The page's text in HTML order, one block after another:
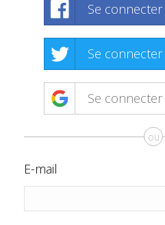
Se
Se
Se
ou
E-mail